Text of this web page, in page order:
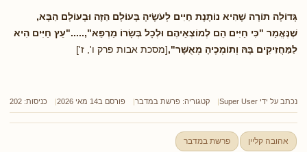
גְּדוֹלָה תוֹרָה שֶׁהִיא נוֹתֶנֶת חַיִּים לְעֹשֶׂיהָ בָּעוֹלָם הַזֶּה וּבָעוֹלָם הַבָּא,
שֶׁנֶּאֱמַר "כִּי חַיִּים הֵם לְמוֹצְאֵיהֶם וּלְכָל בְּשָׂרוֹ מַרְפֵּא",....."עֵץ חַיִּים הִיא
לַמַּחֲזִיקִים בָּהּ וְתוֹמְכֶיהָ מְאֻשָּׁר",[מסכת אבות פרק ו', ז']
נכתב על ידי Super User קטגוריה: פרשת במדבר פורסם ב14 מאי 2026 כניסות: 202
אהובה קליין פרשת במדבר